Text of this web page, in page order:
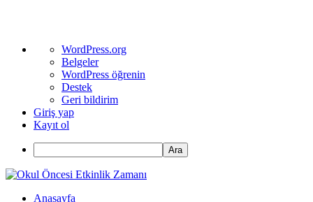
WordPress
hakkında
WordPress.org
Belgeler
WordPress öğrenin
Destek
Geri bildirim
Giriş yap
Kayıt ol
Ara
Anasayfa